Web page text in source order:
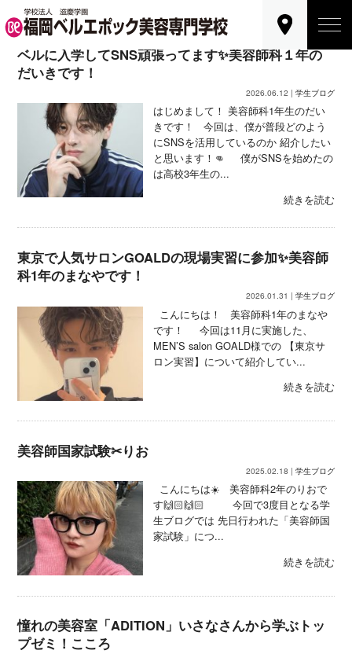
ベルに入学してSNS頑張ってます✨美容師科１年の
だいきです！
2026.06.12 | 学生ブログ
はじめまして！ 美容師科1年生のだい
きです！ 今回は、僕が普段どのよう
にSNSを活用しているのか 紹介したい
と思います！👊 僕がSNSを始めたの
は高校3年生の...
続きを読む
東京で人気サロンGOALDの現場実習に参加✨美容師
科1年のまなやです！
2026.01.31 | 学生ブログ
こんにちは！ 美容師科1年のまなや
です！ 今回は11月に実施した、
MEN’S salon GOALD様での 【東京サ
ロン実習】について紹介してい...
続きを読む
美容師国家試験✂りお
2025.02.18 | 学生ブログ
こんにちは☀️ 美容師科2年のりおで
す🙌🏻🙌🏻 今回で3度目となる学
生ブログでは 先日行われた「美容師国
家試験」につ...
続きを読む
憧れの美容室「ADITION」いさなさんから学ぶトッ
プゼミ！こころ